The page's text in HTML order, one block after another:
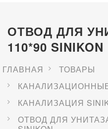
ОТВОД ДЛЯ
110*90 SINIKON
ГЛАВНАЯ
ТОВАРЫ
КАНАЛИЗАЦИЯ
ОТВОД ДЛЯ